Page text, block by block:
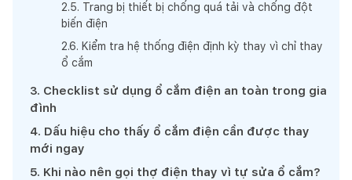
2.5. Trang bị thiết bị chống quá tải và chống đột
biến điện
2.6. Kiểm tra hệ thống điện định kỳ thay vì chỉ thay
ổ cắm
3. Checklist sử dụng ổ cắm điện an toàn trong gia
đình
4. Dấu hiệu cho thấy ổ cắm điện cần được thay
mới ngay
5. Khi nào nên gọi thợ điện thay vì tự sửa ổ cắm?